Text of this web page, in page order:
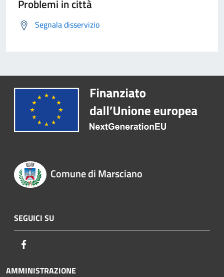
Problemi in città
Segnala disservizio
Comune di Marsciano
SEGUICI SU
AMMINISTRAZIONE